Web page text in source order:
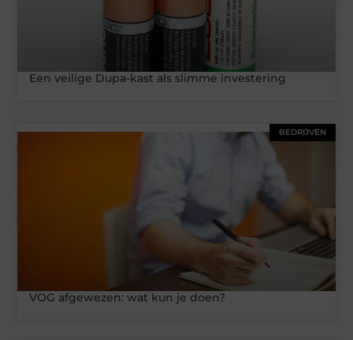
Een veilige Dupa-kast als slimme investering
BEDRIJVEN
VOG afgewezen: wat kun je doen?